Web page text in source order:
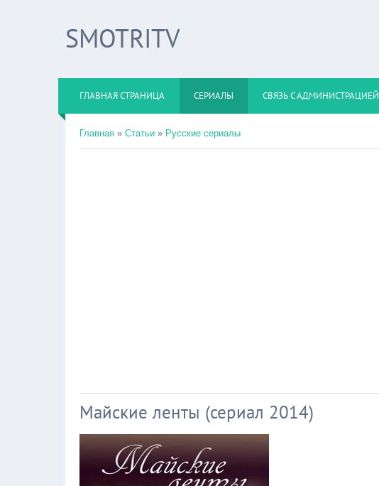
SMOTRITV
ГЛАВНАЯ СТРАНИЦА СЕРИАЛЫ СВЯЗЬ С АДМИНИСТРАЦИЕЙ
Главная » Статьи » Русские сериалы
Майские ленты (сериал 2014)